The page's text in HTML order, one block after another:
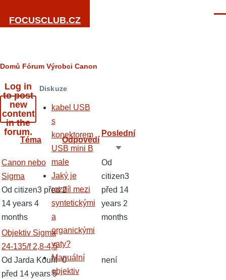
FOCUSCLUB.CZ
Drobečková
navigace
Domů Fórum Výrobci Canon
Log in
to post
new
content
in the
forum.
Téma Odpovědí
Poslední
Seřadit
Normální
téma
Canon nebo
Sigma
Od citizen3 před
14 years 4
months
2
Od
citizen3
před 14
years 2
months
Normální
téma
Objektiv Sigma
24-135/f 2,8-4,5
Od Jarda Kouřil
před 14 years 5
0 není
Diskuze
kabel USB
s
konektorem
USB mini B
male
Jaký je
rozdíl mezi
syntetickými
a
organickými
vaty?
Manuální
objektiv